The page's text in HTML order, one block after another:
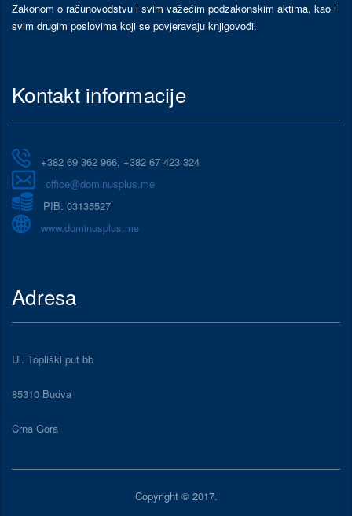
Zakonom o računovodstvu i svim važećim podzakonskim aktima, kao i
svim drugim poslovima koji se povjeravaju knjigovođi.
Kontakt informacije
+382 69 362 966, +382 67 423 324
office@dominusplus.me
PIB: 03135527
www.dominusplus.me
Adresa
Ul. Topliški put bb
85310 Budva
Crna Gora
Copyright © 2017.